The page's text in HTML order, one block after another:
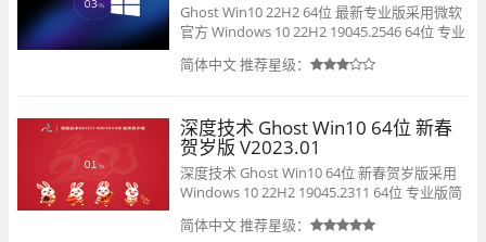
Ghost Win10 22H2 64位 最新专业版采用微软
官方 Windows 10 22H2 19045.2546 64位 专业
用商店，本系统支持SSD固态硬盘的4K对齐，
完美兼容各类机型，安装好后系统分区占用
16.5 GB 左右。
简体中文推荐星级：
深度技术 Ghost Win10 64位 新春
贺岁版 V2023.01
深度技术 Ghost Win10 64位 新春贺岁版采用
Windows 10 22H2 19045.2311 64位 专业版简
SSD固态硬盘的4K对齐，离线制作，安全无
简体中文推荐星级：